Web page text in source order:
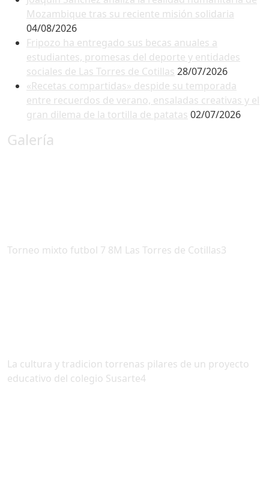
Mozambique tras su reciente misión solidaria
04/08/2026
Fripozo ha entregado sus becas anuales a
estudiantes, promesas del deporte y entidades
sociales de Las Torres de Cotillas 28/07/2026
«Recetas compartidas» despide su temporada
entre recuerdos de verano, ensaladas creativas y el
gran dilema de la tortilla de patatas 02/07/2026
Galería
Torneo mixto futbol 7 8M Las Torres de Cotillas3
La cultura y tradicion torrenas pilares de un proyecto
educativo del colegio Susarte4